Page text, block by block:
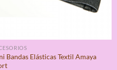
Bandas Elásticas Textil Amaya